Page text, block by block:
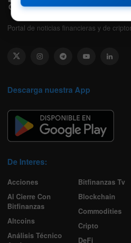
Portal de noticias financieras y de
Descarga nuestra App
De Interes:
Acciones
Al Cierre Con
Bitfinanzas
Altcoins
Análisis Técnico
Bitfinanzas Tv
Blockchain
Commodities
Cripto
DeFi